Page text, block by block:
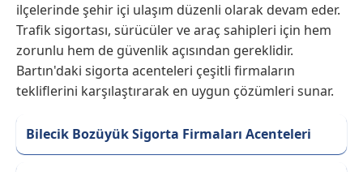
ilçelerinde şehir içi ulaşım düzenli olarak devam eder.
Trafik sigortası, sürücüler ve araç sahipleri için hem
zorunlu hem de güvenlik açısından gereklidir.
Bartın'daki sigorta acenteleri çeşitli firmaların
tekliflerini karşılaştırarak en uygun çözümleri sunar.
Bilecik Bozüyük Sigorta Firmaları Acenteleri